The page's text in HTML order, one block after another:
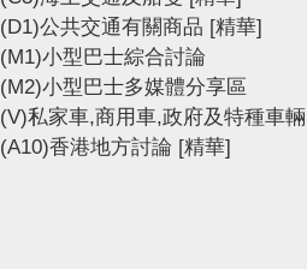
(D1)公共交通有關商品 [精華]
(M1)小型巴士綜合討論
(M2)小型巴士多媒體分享區
(V)私家車,商用車,政府及特種車輛
(A10)香港地方討論 [精華]